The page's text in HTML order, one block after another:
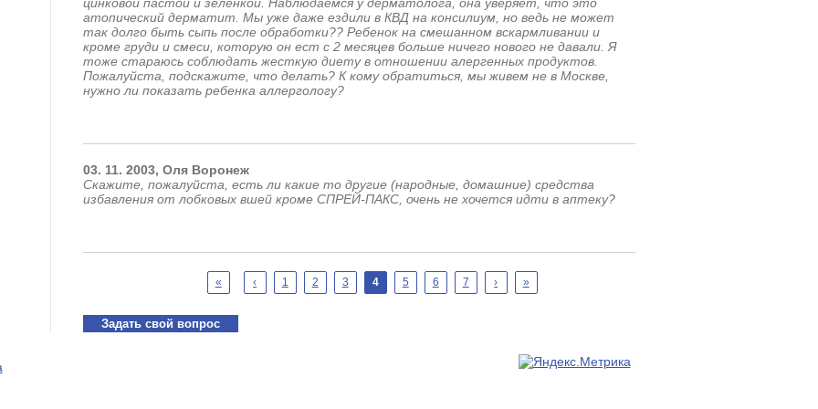
атопический дерматит. Мы уже даже ездили в КВД на консилиум, но ведь не может
так долго быть сыпь после обработки?? Ребенок на смешанном вскармливании и
кроме груди и смеси, которую он ест с 2 месяцев больше ничего нового не давали. Я
тоже стараюсь соблюдать жесткую диету в отношении алергенных продуктов.
Пожалуйста, подскажите, что делать? К кому обратиться, мы живем не в Москве,
нужно ли показать ребенка аллергологу?
03. 11. 2003, Оля Воронеж
Скажите, пожалуйста, есть ли какие то другие (народные, домашние) средства
избавления от лобковых вшей кроме СПРЕЙ-ПАКС, очень не хочется идти в аптеку?
« ‹ 1 2 3 4 5 6 7 › »
Задать свой вопрос